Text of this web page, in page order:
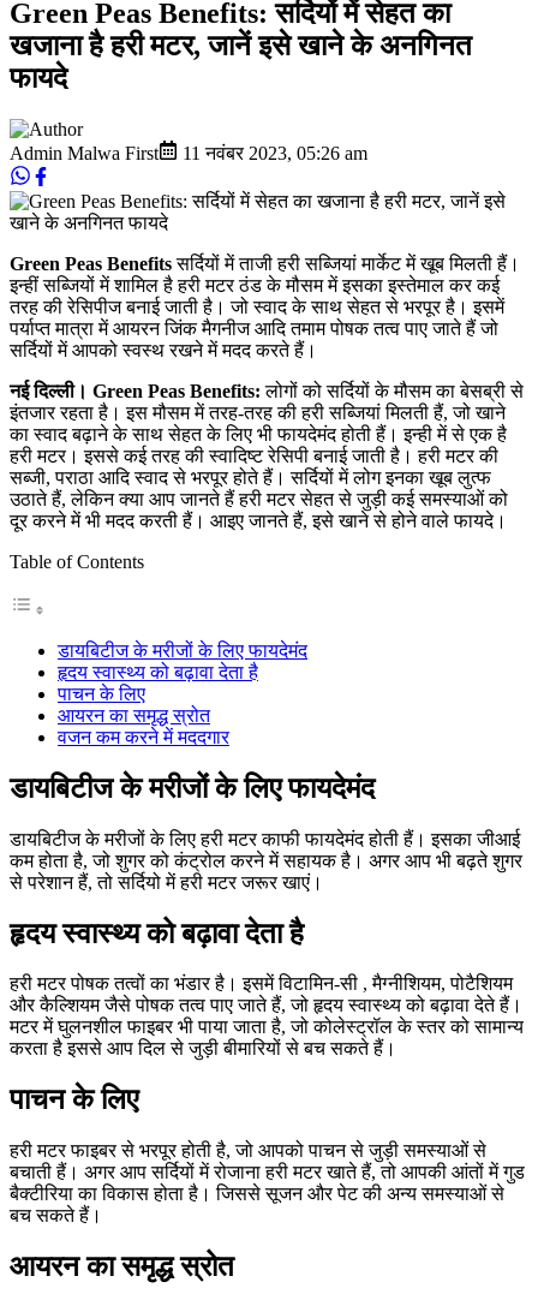
Green Peas Benefits: सर्दियों में सेहत का
खजाना है हरी मटर, जानें इसे खाने के अनगिनत
फायदे
Admin Malwa First 11 नवंबर 2023, 05:26 am
Green Peas Benefitsसर्दियों में ताजी हरी सब्जियां मार्केट में खूब मिलती हैं।
इन्हीं सब्जियों में शामिल है हरी मटर ठंड के मौसम में इसका इस्तेमाल कर कई
तरह की रेसिपीज बनाई जाती है। जो स्वाद के साथ सेहत से भरपूर है। इसमें
पर्याप्त मात्रा में आयरन जिंक मैगनीज आदि तमाम पोषक तत्व पाए जाते हैं जो
सर्दियों में आपको स्वस्थ रखने में मदद करते हैं।
नई दिल्ली। Green Peas Benefits: लोगों को सर्दियों के मौसम का बेसब्री से
इंतजार रहता है। इस मौसम में तरह-तरह की हरी सब्जियां मिलती हैं, जो खाने
का स्वाद बढ़ाने के साथ सेहत के लिए भी फायदेमंद होती हैं। इन्ही में से एक है
हरी मटर। इससे कई तरह की स्वादिष्ट रेसिपी बनाई जाती है। हरी मटर की
सब्जी, पराठा आदि स्वाद से भरपूर होते हैं। सर्दियों में लोग इनका खूब लुत्फ
उठाते हैं, लेकिन क्या आप जानते हैं हरी मटर सेहत से जुड़ी कई समस्याओं को
दूर करने में भी मदद करती हैं। आइए जानते हैं, इसे खाने से होने वाले फायदे।
Table of Contents
डायबिटीज के मरीजों के लिए फायदेमंद
हृदय स्वास्थ्य को बढ़ावा देता है
पाचन के लिए
आयरन का समृद्ध स्रोत
वजन कम करने में मददगार
डायबिटीज के मरीजों के लिए फायदेमंद
डायबिटीज के मरीजों के लिए हरी मटर काफी फायदेमंद होती हैं। इसका जीआई
कम होता है, जो शुगर को कंट्रोल करने में सहायक है। अगर आप भी बढ़ते शुगर
से परेशान हैं, तो सर्दियो में हरी मटर जरूर खाएं।
हृदय स्वास्थ्य को बढ़ावा देता है
हरी मटर पोषक तत्वों का भंडार है। इसमें विटामिन-सी , मैग्नीशियम, पोटैशियम
और कैल्शियम जैसे पोषक तत्व पाए जाते हैं, जो हृदय स्वास्थ्य को बढ़ावा देते हैं।
मटर में घुलनशील फाइबर भी पाया जाता है, जो कोलेस्ट्रॉल के स्तर को सामान्य
करता है इससे आप दिल से जुड़ी बीमारियों से बच सकते हैं।
पाचन के लिए
हरी मटर फाइबर से भरपूर होती है, जो आपको पाचन से जुड़ी समस्याओं से
बचाती हैं। अगर आप सर्दियों में रोजाना हरी मटर खाते हैं, तो आपकी आंतों में गुड
बैक्टीरिया का विकास होता है। जिससे सूजन और पेट की अन्य समस्याओं से
बच सकते हैं।
आयरन का समृद्ध स्रोत